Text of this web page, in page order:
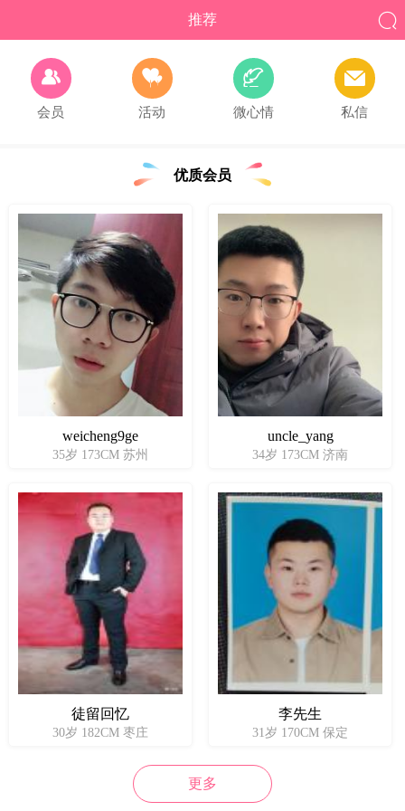
推荐 

会员

活动

微心情

私信
优质会员
weicheng9ge
35岁 173CM 苏州
uncle_yang
34岁 173CM 济南
徒留回忆
30岁 182CM 枣庄
李先生
31岁 170CM 保定
更多